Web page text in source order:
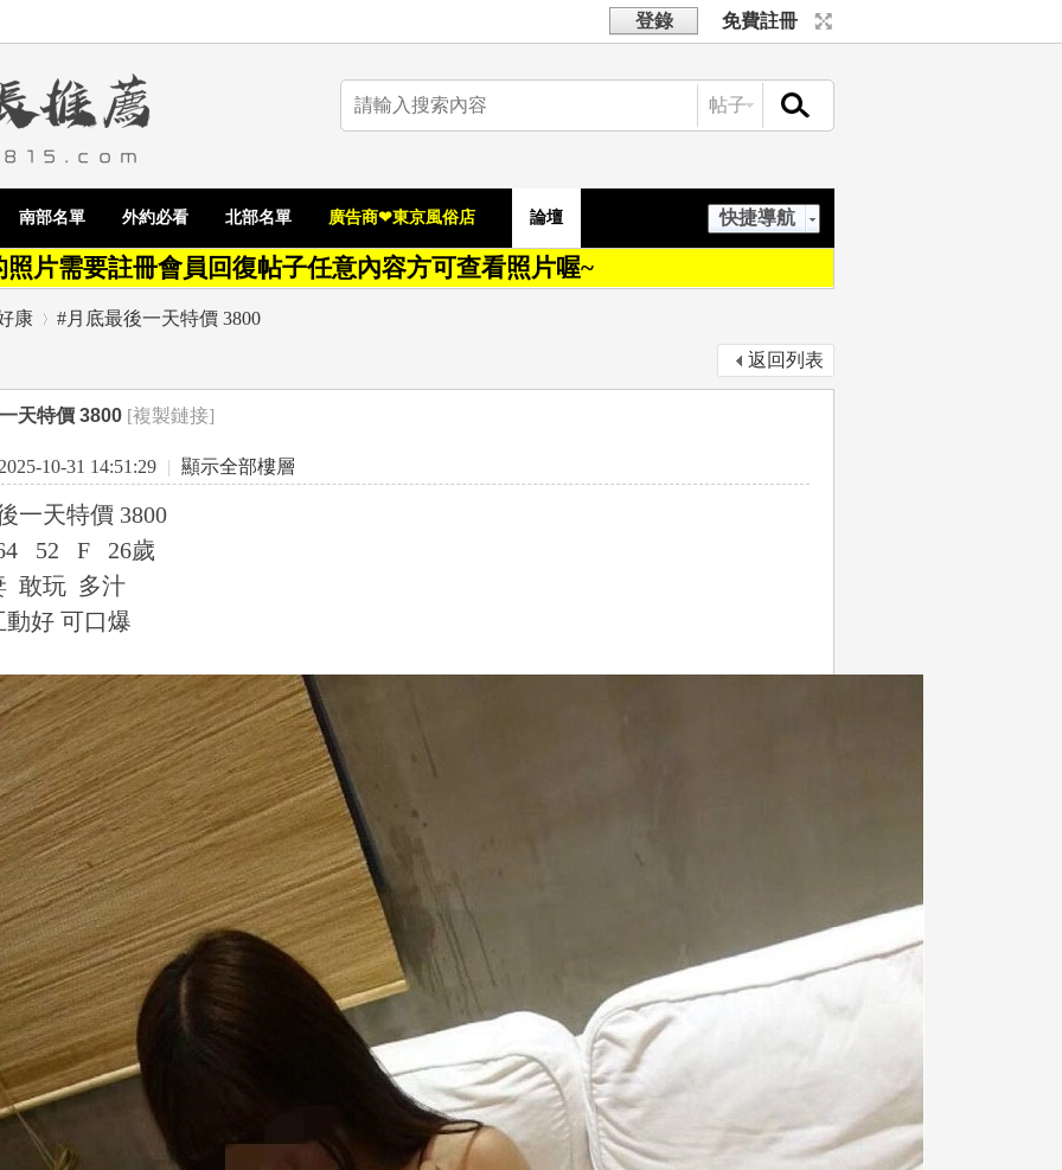
登錄 免費註冊
帖子
快捷導航
南部名單 外約必看 北部名單 廣告商❤東京風俗店 論壇
片需要註冊會員回復帖子任意內容方可查看照片喔~
康
›
#月底最後一天特價 3800
返回列表
天特價 3800 [複製鏈接]
10-31 14:51:29 | 顯示全部樓層
一天特價 3800
52 F 26歲
敢玩 多汁
好 可口爆